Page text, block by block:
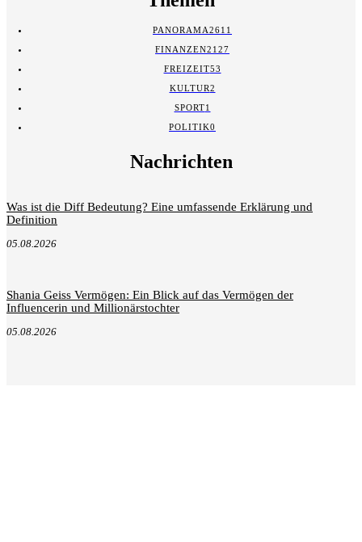
PANORAMA2611
FINANZEN2127
FREIZEIT53
KULTUR2
SPORT1
POLITIK0
Nachrichten
Was ist die Diff Bedeutung? Eine umfassende Erklärung und
Definition
05.08.2026
Shania Geiss Vermögen: Ein Blick auf das Vermögen der
Influencerin und Millionärstochter
05.08.2026